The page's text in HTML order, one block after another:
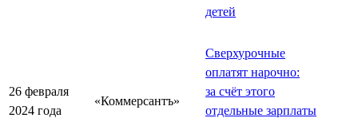
детей
26 февраля
2024 года
«Коммерсантъ»
Сверхурочные
оплатят нарочно:
за счёт этого
отдельные зарплаты